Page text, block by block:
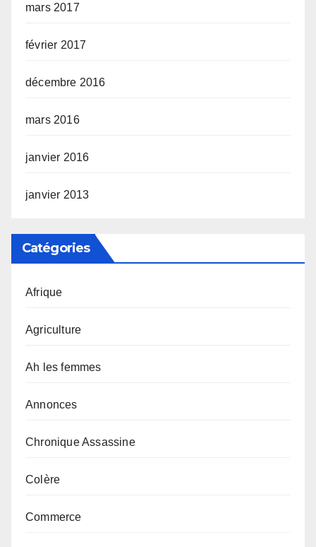
mars 2017
février 2017
décembre 2016
mars 2016
janvier 2016
janvier 2013
Catégories
Afrique
Agriculture
Ah les femmes
Annonces
Chronique Assassine
Colère
Commerce